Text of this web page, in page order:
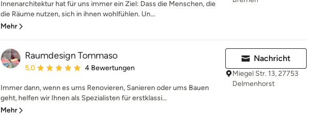
Innenarchitektur hat für uns immer ein Ziel: Dass die Menschen, die
die Räume nutzen, sich in ihnen wohlfühlen. Un...
Mehr
Raumdesign Tommaso
Durchschnittliche Bewertung: 5 von 5 Sternen
5,0 4 Bewertungen
Immer dann, wenn es ums Renovieren, Sanieren oder ums Bauen
geht, helfen wir Ihnen als Spezialisten für erstklassi...
Mehr
Nachricht
Miegel Str. 13, 27753
Delmenhorst